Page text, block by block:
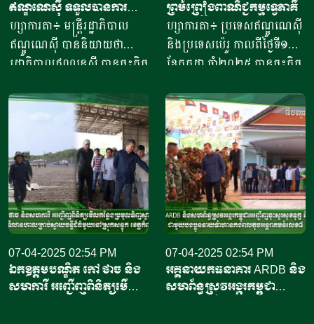
ឥណ្ឌូណេស៊ី​ ទទួលបានការ
អនុញ្ញាតនាំ​ចូល​ទីផ្សារអាម៉េរិក
ហ្សាការតា៖ មន្ត្រីរដ្ឋាភិបាល
ឥណ្ឌូណេស៊ី បាននិយាយថា
រដ្ឋាភិបាលឥណ្ឌូនេស៊ី បានចុះកិច្ច
អាហារ និងឱសថសហរដ្ឋ
អាម៉េរិក ដើម្បីចាប់ផ្តើមដំណើរ
ការនាំចេញឡើងវិញ នូវ
ផលិតផលបង្គាឥណ្ឌូនេស៊ីទៅកាន់
សហរដ្ឋអាម៉េរិក។ ប្រធានទី
ភ្នាក់ងារគ្រប់គ្រង និងត្រួតពិនិត្យ
គុណភាពផលិតផលសមុទ្រ និង
នេសាទរបស់ប្រទេសឥណ្ឌូណេស៊ី
បានបញ្ជាក់ថា កិច្ចព្រមព្រៀង
នេះអនុញ្ញាតឱ្យកុងតឺន័ររាប់ពាន់
គ្រឿងដឹកបង្គារឥណ្ឌូណេស៊ី ដែល
ព្រមព្រៀងពាណិជ្ជកម្មទ្វេភាគី
ហ្សាការតា៖ ប្រទេសឥណ្ឌូណេស៊ី
និងប្រទេសប៉េរូ កាលពីថ្ងៃទី១១
ខែកក្កដា ឆ្នាំ២០២៥ បានចុះកិច្ច
មេដឹកនាំប្រទេសទាំងពីរបានជួប
ប្រជុំគ្នានៅទីក្រុងហ្សាកាតា
បន្ទាប់ពីប្រធានាធិបតីអាមេរិក
លោក ដូណាល់ ត្រាំ (Donald
Trump) បានកំណត់អត្រា
ពន្ធ១៩ភាគរយលើការនាំចូលពី
ប្រទេសឥណ្ឌូណេស៊ី។ សារ
ព័ត៌មាន ហ្សាកាតា ប៉ុស្ត្តិ៍ របស់
ឥណ្ឌូណេស៊ី បានចេញផ្សាយថា
កិច្ចព្រមព្រៀងធ្វើឡើងក្នុងដំណើរ
ទស្សនកិច្ចរបស់ប្រធានាធិបតីប៉េរូ
07-04-2025 02:54 PM
ឯកឧត្តមបណ្ឌិត កៅ ថាច និង
សហការី អញ្ជើញពិនិត្យមើល
07-04-2025 02:54 PM
អគ្គនាយកធនាគារ ARDB និង
សហព័ន្ធស្រូវអង្ករកម្ពុជា